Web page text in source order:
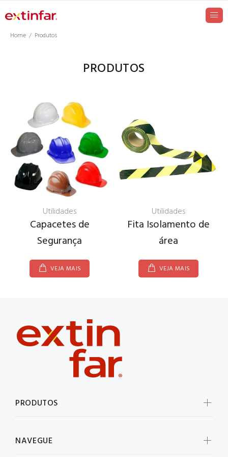
Home Produtos
PRODUTOS
Utilidades
Capacetes de
Segurança
VEJA MAIS
Utilidades
Fita Isolamento de
área
VEJA MAIS
PRODUTOS
NAVEGUE